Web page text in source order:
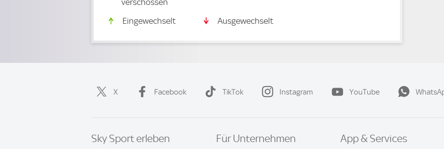
Eingewechselt Ausgewechselt
X Facebook TikTok Instagram YouTube
Sky Sport erleben Für Unternehmen App & Services